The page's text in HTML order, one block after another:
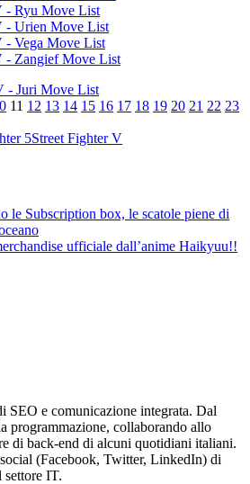
- Ryu Move List
- Urien Move List
- Vega Move List
- Zangief Move List
- Juri Move List
11 12 13 14 15 16 17 18 19 20 21 22 23
5Street Fighter V
le Subscription box, le scatole piene di
ufficiale dall’anime Haikyuu!!
SEO e comunicazione integrata. Dal
programmazione, collaborando allo
di back-end di alcuni quotidiani italiani.
(Facebook, Twitter, LinkedIn) di
settore IT.